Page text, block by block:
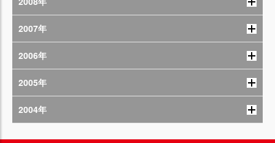
2007年
2006年
2005年
2004年